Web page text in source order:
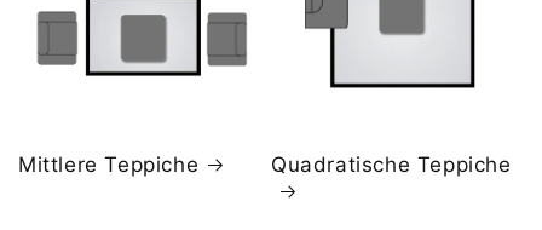
Mittlere Teppiche Quadratische Teppiche